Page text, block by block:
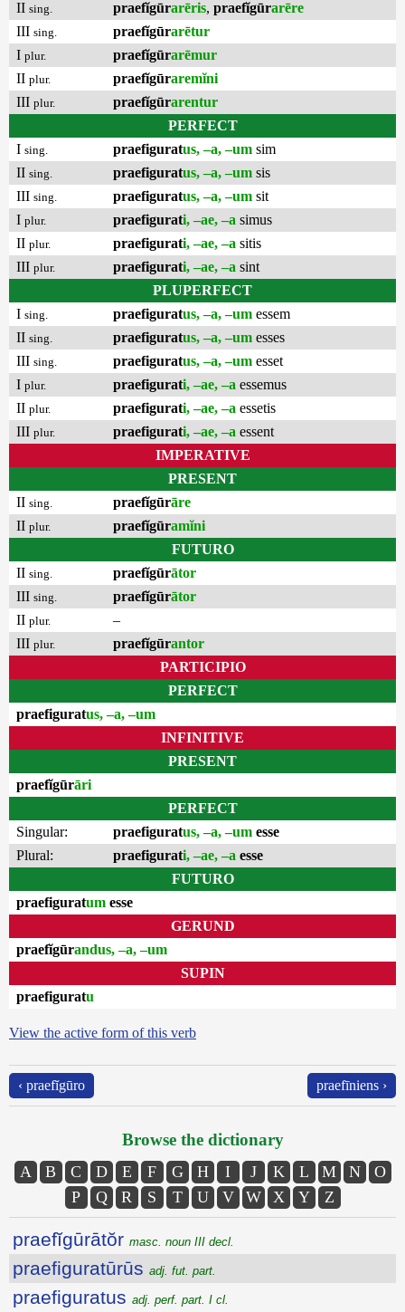
II sing. praefĭgūrarēris, praefĭgūrarēre
III sing. praefĭgūrarētur
I plur. praefĭgūrarēmur
II plur. praefĭgūraremĭni
III plur. praefĭgūrarentur
PERFECT
I sing. praefiguratus, –a, –um sim
II sing. praefiguratus, –a, –um sis
III sing. praefiguratus, –a, –um sit
I plur. praefigurati, –ae, –a simus
II plur. praefigurati, –ae, –a sitis
III plur. praefigurati, –ae, –a sint
PLUPERFECT
I sing. praefiguratus, –a, –um essem
II sing. praefiguratus, –a, –um esses
III sing. praefiguratus, –a, –um esset
I plur. praefigurati, –ae, –a essemus
II plur. praefigurati, –ae, –a essetis
III plur. praefigurati, –ae, –a essent
IMPERATIVE
PRESENT
II sing. praefĭgūrāre
II plur. praefĭgūramĭni
FUTURO
II sing. praefĭgūrātor
III sing. praefĭgūrātor
II plur.
–
III plur. praefĭgūrantor
PARTICIPIO
PERFECT
praefiguratus, –a, –um
INFINITIVE
PRESENT
praefĭgūrāri
PERFECT
Singular:
praefiguratus, –a, –um esse
Plural:
praefigurati, –ae, –a esse
FUTURO
praefiguratum esse
GERUND
praefĭgūrandus, –a, –um
SUPIN
praefiguratu
View the active form of this verb
‹ praefĭgūro praefīniens ›
Browse the dictionary
A B C D E F G H I J K L M N
O
P
Q R S T U V W X Y Z
praefĭgūrātŏr masc. noun III decl.
praefiguratūrūs adj. fut. part.
praefiguratus adj. perf. part. I cl.